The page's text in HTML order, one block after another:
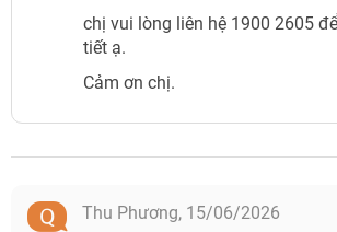
chị vui lòng liên hệ 1900 2605
tiết ạ.
Cảm ơn chị.
Thu Phương, 15/06/2026